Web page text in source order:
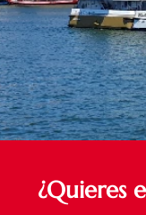
¿Quieres